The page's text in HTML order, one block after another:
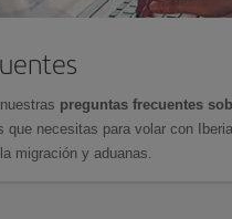
preguntas frecuentes
que necesitas para volar con
migración y aduanas.